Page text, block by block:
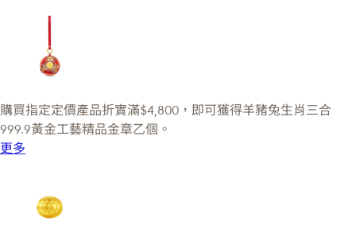
購買指定定價產品折實滿$4,800，即可獲得羊豬兔生肖三合
999.9黃金工藝精品金章乙個。
更多